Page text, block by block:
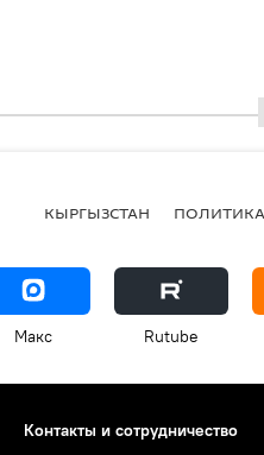
КЫРГЫЗСТАН ПОЛИТИКА
Макс Rutube
Контакты и сотрудничество